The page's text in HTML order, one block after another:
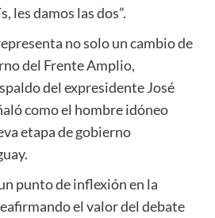
les damos las dos”.
no solo un cambio de
del Frente Amplio,
del expresidente José
como el hombre idóneo
etapa de gobierno
punto de inflexión en la
el valor del debate